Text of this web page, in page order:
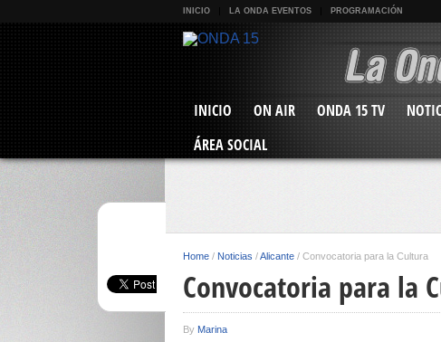
INICIO LA ONDA EVENTOS PROGRAMACIÓN
INICIO ON AIR ONDA 15 TV
ÁREA SOCIAL
Home / Noticias /Alicante / Convocatoria para la Cultura
Convocatoria para la
By Marina